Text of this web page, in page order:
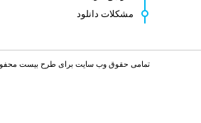
مشکلات دانلود
تمامی حقوق وب سایت برای طرح بیست